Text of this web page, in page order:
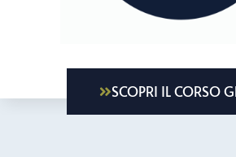
SCOPRI IL CORSO